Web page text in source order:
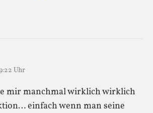
Uhr
mir manchmal wirklich wirklich
einfach wenn man seine